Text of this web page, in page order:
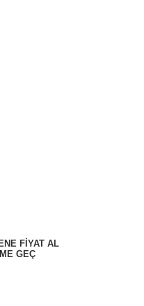
FIYAT AL
GEÇ